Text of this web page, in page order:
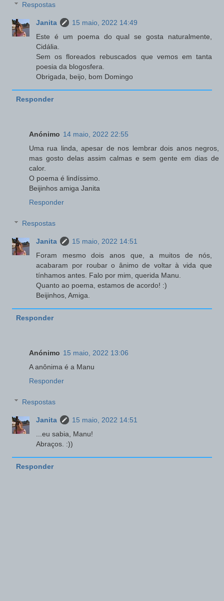
Respostas
Janita
15 maio, 2022 14:49
Este é um poema do qual se gosta naturalmente,
Cidália.
Sem os floreados rebuscados que vemos em tanta
poesia da blogosfera.
Obrigada, beijo, bom Domingo
Responder
Anónimo 14 maio, 2022 22:55
Uma rua linda, apesar de nos lembrar dois anos negros,
mas gosto delas assim calmas e sem gente em dias de
calor.
O poema é lindíssimo.
Beijinhos amiga Janita
Responder
Respostas
Janita
15 maio, 2022 14:51
Foram mesmo dois anos que, a muitos de nós,
acabaram por roubar o ânimo de voltar à vida que
tínhamos antes. Falo por mim, querida Manu.
Quanto ao poema, estamos de acordo! :)
Beijinhos, Amiga.
Responder
Anónimo 15 maio, 2022 13:06
A anônima é a Manu
Responder
Respostas
Janita
15 maio, 2022 14:51
...eu sabia, Manu!
Abraços. :))
Responder